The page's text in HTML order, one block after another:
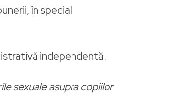
în special
independentă.
sexuale asupra copiilor